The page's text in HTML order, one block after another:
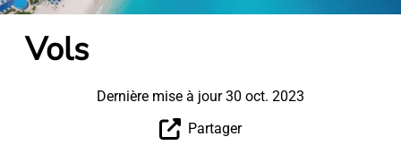
Vols
Dernière mise à jour 30 oct. 2023
Partager